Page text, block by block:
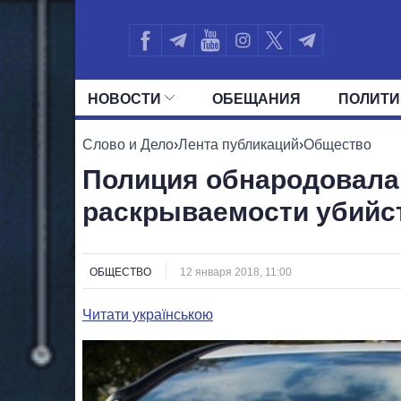
НОВОСТИ ОБЕЩАНИЯ
ВСЕ ПОЛИТИКИ ПРЕЗИДЕНТ И
Слово и Дело›Лента публикаций›Общество
Полиция обнародовала
раскрываемости
ОБЩЕСТВО 12 января 2018, 11:00
Читати українською